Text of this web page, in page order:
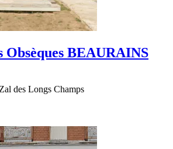
La Maison des Obsèques BEAURAINS
des Longs Champs